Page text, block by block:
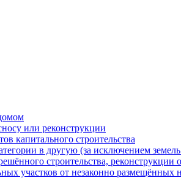
или реконструкции
капитального строительства
в другую (за исключением
строительства, реконструкции
участков от незаконно